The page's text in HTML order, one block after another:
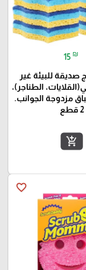
15 ₪
صديقة للبيئة غير
الطناجر)،
مزدوجة الجوانب.
2 قطع
add_shopping_cart
favorite_border